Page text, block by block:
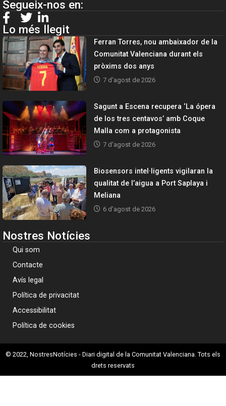
Segueix-nos en:
Lo més llegit
Ferran Torres, nou ambaixador de la
Comunitat Valenciana durant els
pròxims dos anys
7 d'agost de 2026
Sagunt a Escena recupera ‘La ópera
de los tres centavos’ amb Coque
Malla com a protagonista
7 d'agost de 2026
Biosensors intel·ligents vigilaran la
qualitat de l’aigua a Port Saplaya i
Meliana
6 d'agost de 2026
Nostres Notícies
Qui som
Contacte
Avís legal
Política de privacitat
Accessibilitat
Política de cookies
© 2022, NostresNotícies - Diari digital de la Comunitat Valenciana. Tots els
drets reservats